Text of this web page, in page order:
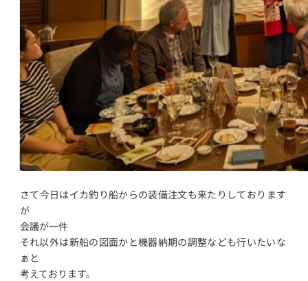
さて今日はイカ釣り船からの装備注文も来たりしております
が
会議が一件
それ以外は新船の図面かと機器納期の調整なども行いたいな
ぁと
考えております。